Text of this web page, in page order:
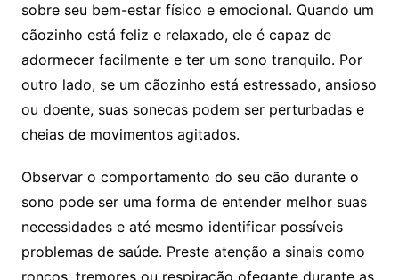
sobre seu bem-estar físico e emocional. Quando um
cãozinho está feliz e relaxado, ele é capaz de
adormecer facilmente e ter um sono tranquilo. Por
outro lado, se um cãozinho está estressado, ansioso
ou doente, suas sonecas podem ser perturbadas e
cheias de movimentos agitados.
Observar o comportamento do seu cão durante o
sono pode ser uma forma de entender melhor suas
necessidades e até mesmo identificar possíveis
problemas de saúde. Preste atenção a sinais como